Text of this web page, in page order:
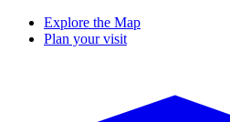
Explore the Map
Plan your visit